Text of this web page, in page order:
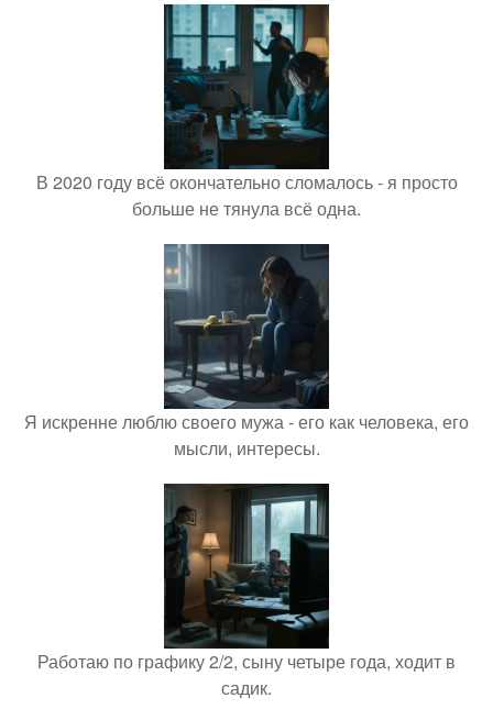
В 2020 году всё окончательно сломалось - я просто
больше не тянула всё одна.
Я искренне люблю своего мужа - его как человека, его
мысли, интересы.
Работаю по графику 2/2, сыну четыре года, ходит в
садик.